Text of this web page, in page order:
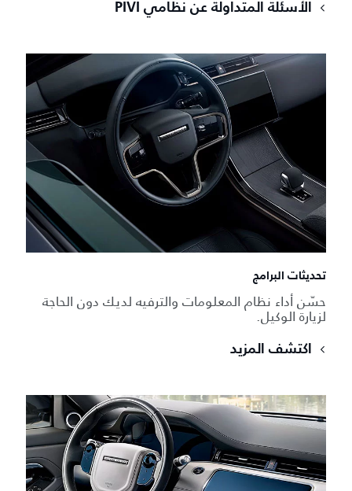
الأسئلة المتداولة عن نظامي PIVI
تحديثات البرامج
حسّن أداء نظام المعلومات والترفيه لديك دون الحاجة
لزيارة الوكيل.
اكتشف المزيد